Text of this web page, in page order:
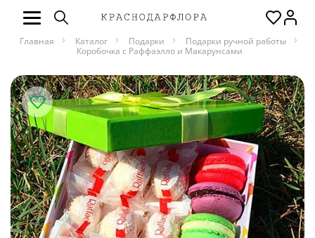
Главная Каталог Подарки
Подарки ручной работы
Коробочка с Раффаэлло и Макарунсами